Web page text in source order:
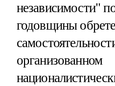
независимости"
годовщины
организованном